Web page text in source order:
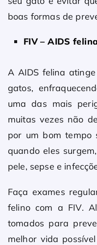
boas formas de
FIV – AIDS
A AIDS felina
gatos,
uma das mais
muitas vezes não
por um bom tempo
quando eles
pele, sepse e
Faça exames
felino com a FIV.
tomados para
melhor vida